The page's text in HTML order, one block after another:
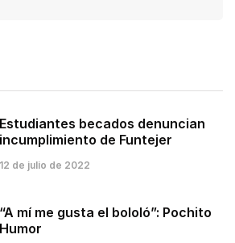
Estudiantes becados denuncian
incumplimiento de Funtejer
12 de julio de 2022
“A mí me gusta el bololó”: Pochito
Humor